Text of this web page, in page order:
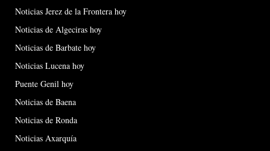
Noticias Jerez de la Frontera hoy
Noticias de Algeciras hoy
Noticias de Barbate hoy
Noticias Lucena hoy
Puente Genil hoy
Noticias de Baena
Noticias de Ronda
Noticias Axarquía